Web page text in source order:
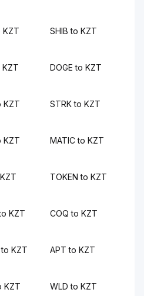
KZT SHIB to KZT
KZT DOGE to KZT
KZT STRK to KZT
KZT MATIC to KZT
TOKEN to KZT
KZT COQ to KZT
KZT APT to KZT
KZT WLD to KZT